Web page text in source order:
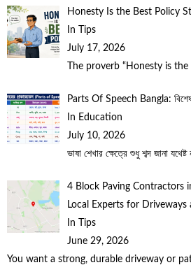
Honesty Is the Best Policy
In Tips
July 17, 2026
The proverb “Honesty is the
Parts Of Speech Bangla:
In Education
July 10, 2026
ভাষা শেখার ক্ষেত্রে শুধু শব্দ জানা যথেষ্ট
4 Block Paving Contractors
Local Experts for Driveways
In Tips
June 29, 2026
You want a strong, durable driveway or